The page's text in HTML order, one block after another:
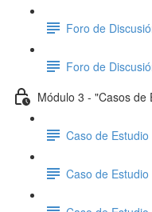
Foro de
Foro de
Módulo 3 - "Casos de
Caso de
Caso de